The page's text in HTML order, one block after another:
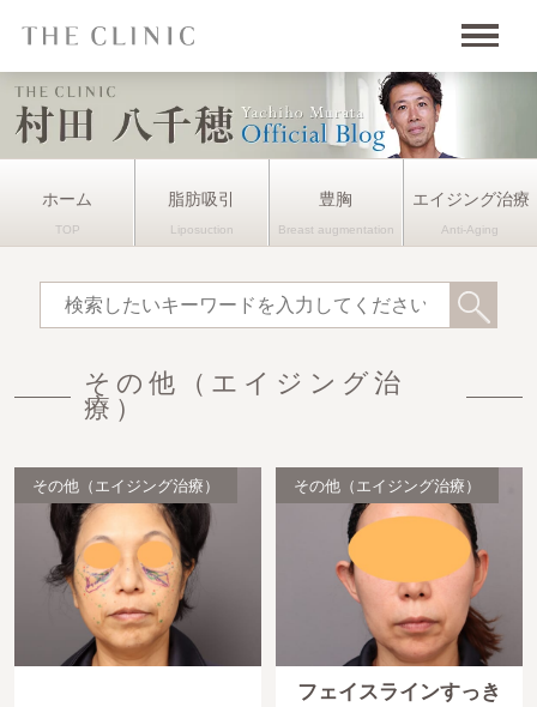
ホーム 脂肪吸引 豊胸 エイジング治療
その他（エイジング治
療）
その他（エイジング治療） その他（エイジング治療）
フェイスラインすっき